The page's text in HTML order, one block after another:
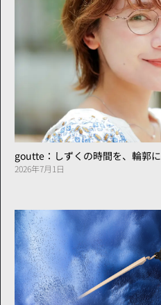
goutte：しずくの時間を、輪郭に
2026年7月1日